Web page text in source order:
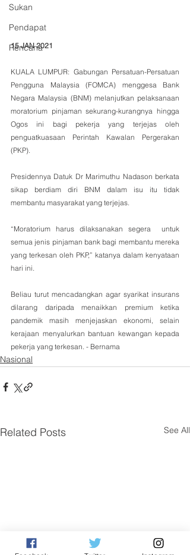
Sukan
Pendapat
Rencana
15 JAN 2021
KUALA LUMPUR: Gabungan Persatuan-Persatuan
Pengguna Malaysia (FOMCA) menggesa Bank
Negara Malaysia (BNM) melanjutkan pelaksanaan
moratorium pinjaman sekurang-kurangnya hingga
Ogos ini bagi pekerja yang terjejas oleh
penguatkuasaan Perintah Kawalan Pergerakan
(PKP).
Presidennya Datuk Dr Marimuthu Nadason berkata
sikap berdiam diri BNM dalam isu itu tidak
membantu masyarakat yang terjejas.
“Moratorium harus dilaksanakan segera  untuk
semua jenis pinjaman bank bagi membantu mereka
yang terkesan oleh PKP,” katanya dalam kenyataan
hari ini.
Beliau turut mencadangkan agar syarikat insurans
dilarang daripada menaikkan premium ketika
pandemik masih menjejaskan ekonomi, selain
kerajaan menyalurkan bantuan kewangan kepada
pekerja yang terkesan. - Bernama
Nasional
Related Posts See All